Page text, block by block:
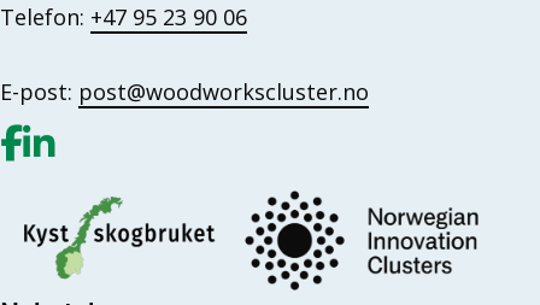
Telefon: +47 95 23 90 06
E-post: post@woodworkscluster.no
Gå til vår Facebook
Gå til vår LinkedIn